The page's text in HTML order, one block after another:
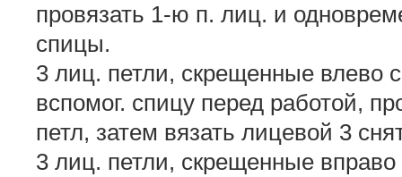
провязать 1-ю п. лиц. и
спицы.
3 лиц. петли, скрещенные влево
вспомог. спицу перед работой,
петл, затем вязать лицевой 3
3 лиц. петли, скрещенные